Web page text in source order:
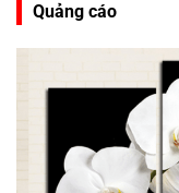
Quảng cáo